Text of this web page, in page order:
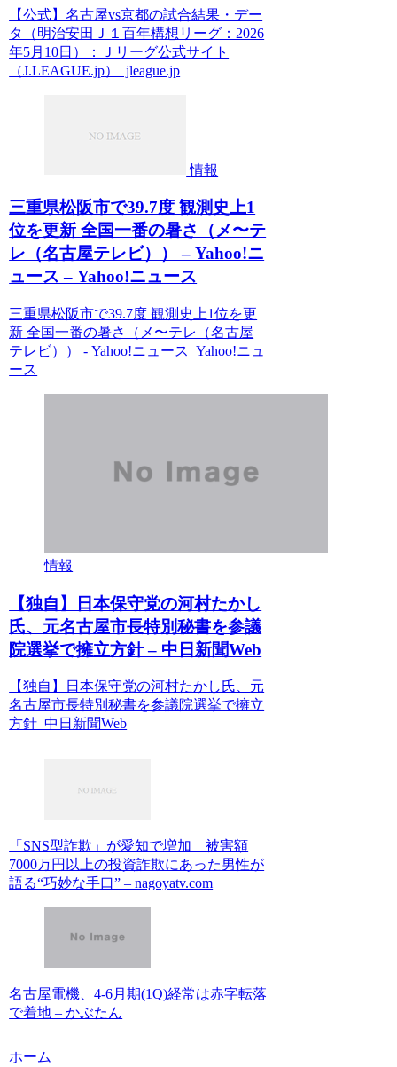
【公式】名古屋vs京都の試合結果・デー
タ（明治安田Ｊ１百年構想リーグ：2026
年5月10日）：Ｊリーグ公式サイト
（J.LEAGUE.jp） jleague.jp
情報
三重県松阪市で39.7度 観測史上1
位を更新 全国一番の暑さ（メ〜テ
レ（名古屋テレビ）） – Yahoo!ニ
ュース – Yahoo!ニュース
三重県松阪市で39.7度 観測史上1位を更
新 全国一番の暑さ（メ〜テレ（名古屋
テレビ）） - Yahoo!ニュース Yahoo!ニュ
ース
情報
【独自】日本保守党の河村たかし
氏、元名古屋市長特別秘書を参議
院選挙で擁立方針 – 中日新聞Web
【独自】日本保守党の河村たかし氏、元
名古屋市長特別秘書を参議院選挙で擁立
方針 中日新聞Web
「SNS型詐欺」が愛知で増加 被害額
7000万円以上の投資詐欺にあった男性が
語る“巧妙な手口” – nagoyatv.com
名古屋電機、4-6月期(1Q)経常は赤字転落
で着地 – かぶたん
ホーム